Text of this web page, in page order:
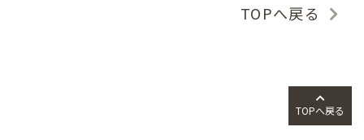
TOPへ戻る
TOPへ戻る